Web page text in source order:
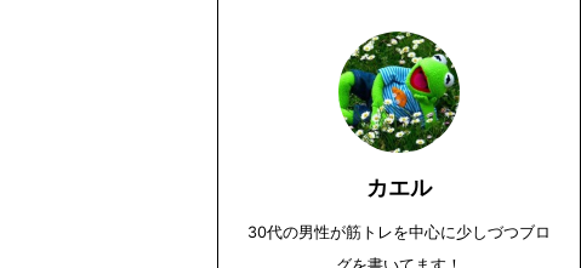
カエル
30代の男性が筋トレを中心に少しづつブロ